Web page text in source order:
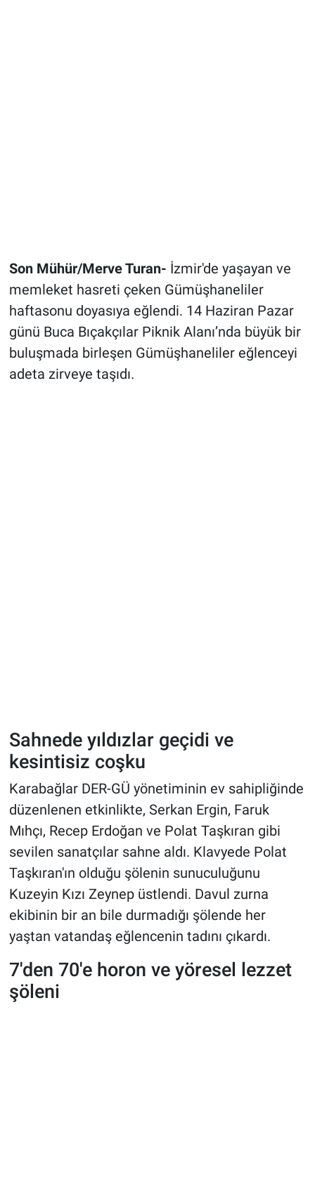
Son Mühür/Merve Turan- İzmir'de yaşayan ve
memleket hasreti çeken Gümüşhaneliler
haftasonu doyasıya eğlendi. 14 Haziran Pazar
günü Buca Bıçakçılar Piknik Alanı’nda büyük bir
buluşmada birleşen Gümüşhaneliler eğlenceyi
adeta zirveye taşıdı.
Sahnede yıldızlar geçidi ve
kesintisiz coşku
Karabağlar DER-GÜ yönetiminin ev sahipliğinde
düzenlenen etkinlikte, Serkan Ergin, Faruk
Mıhçı, Recep Erdoğan ve Polat Taşkıran gibi
sevilen sanatçılar sahne aldı. Klavyede Polat
Taşkıran'ın olduğu şölenin sunuculuğunu
Kuzeyin Kızı Zeynep üstlendi. Davul zurna
ekibinin bir an bile durmadığı şölende her
yaştan vatandaş eğlencenin tadını çıkardı.
7'den 70'e horon ve yöresel lezzet
şöleni